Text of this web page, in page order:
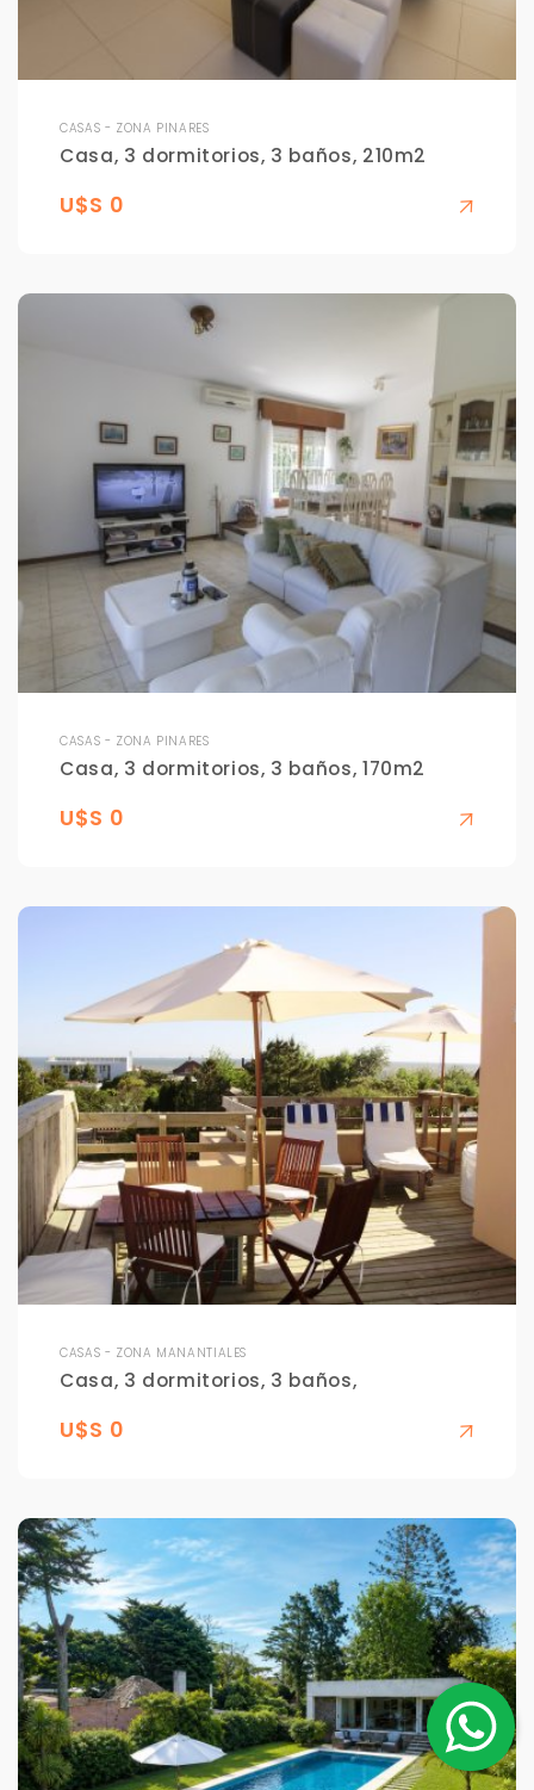
CASAS - ZONA PINARES
Casa, 3 dormitorios, 3 baños, 210m2
U$S 0
CASAS - ZONA PINARES
Casa, 3 dormitorios, 3 baños, 170m2
U$S 0
CASAS - ZONA MANANTIALES
Casa, 3 dormitorios, 3 baños,
U$S 0